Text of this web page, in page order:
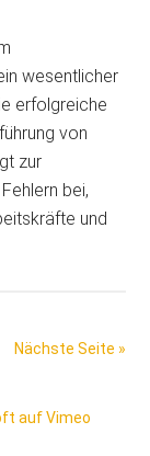
wesentlicher
erfolgreiche
von
zur
bei,
und
Nächste Seite »